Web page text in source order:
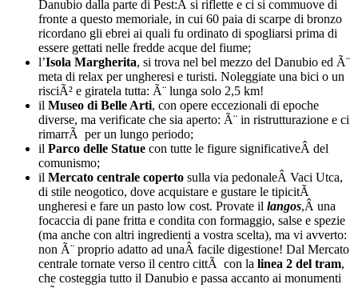
Danubio dalla parte di Pest:Â si riflette e ci si commuove di
fronte a questo memoriale, in cui 60 paia di scarpe di bronzo
ricordano gli ebrei ai quali fu ordinato di spogliarsi prima di
essere gettati nelle fredde acque del fiume;
l’Isola Margherita, si trova nel bel mezzo del Danubio ed Ã¨
meta di relax per ungheresi e turisti. Noleggiate una bici o un
risciÃ² e giratela tutta: Ã¨ lunga solo 2,5 km!
il Museo di Belle Arti, con opere eccezionali di epoche
diverse, ma verificate che sia aperto: Ã¨ in ristrutturazione e ci
rimarrÃ per un lungo periodo;
il Parco delle Statue con tutte le figure significativeÂ del
comunismo;
il Mercato centrale coperto sulla via pedonaleÂ Vaci Utca,
di stile neogotico, dove acquistare e gustare le tipicitÃ
ungheresi e fare un pasto low cost. Provate il langos,Â una
focaccia di pane fritta e condita con formaggio, salse e spezie
(ma anche con altri ingredienti a vostra scelta), ma vi avverto:
non Ã¨ proprio adatto ad unaÂ facile digestione! Dal Mercato
centrale tornate verso il centro cittÃ con la linea 2 del tram,
che costeggia tutto il Danubio e passa accanto ai monumenti